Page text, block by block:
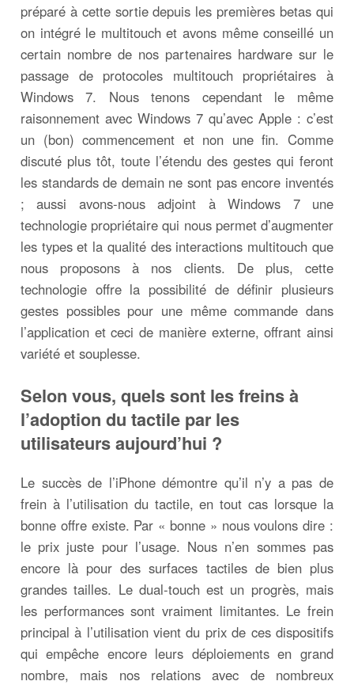
préparé à cette sortie depuis les premières betas qui
on intégré le multitouch et avons même conseillé un
certain nombre de nos partenaires hardware sur le
passage de protocoles multitouch propriétaires à
Windows 7. Nous tenons cependant le même
raisonnement avec Windows 7 qu’avec Apple : c’est
un (bon) commencement et non une fin. Comme
discuté plus tôt, toute l’étendu des gestes qui feront
les standards de demain ne sont pas encore inventés
; aussi avons-nous adjoint à Windows 7 une
technologie propriétaire qui nous permet d’augmenter
les types et la qualité des interactions multitouch que
nous proposons à nos clients. De plus, cette
technologie offre la possibilité de définir plusieurs
gestes possibles pour une même commande dans
l’application et ceci de manière externe, offrant ainsi
variété et souplesse.
Selon vous, quels sont les freins à
l’adoption du tactile par les
utilisateurs aujourd’hui ?
Le succès de l’iPhone démontre qu’il n’y a pas de
frein à l’utilisation du tactile, en tout cas lorsque la
bonne offre existe. Par « bonne » nous voulons dire :
le prix juste pour l’usage. Nous n’en sommes pas
encore là pour des surfaces tactiles de bien plus
grandes tailles. Le dual-touch est un progrès, mais
les performances sont vraiment limitantes. Le frein
principal à l’utilisation vient du prix de ces dispositifs
qui empêche encore leurs déploiements en grand
nombre, mais nos relations avec de nombreux